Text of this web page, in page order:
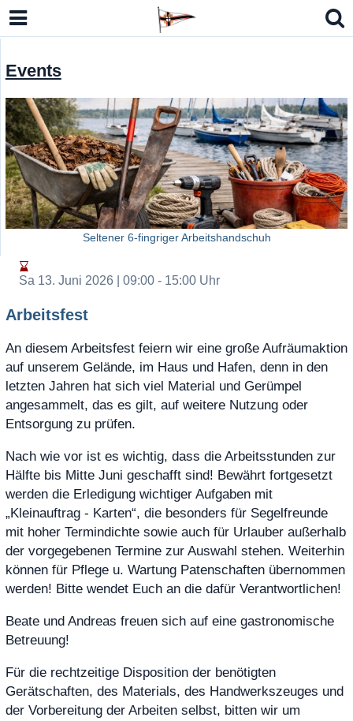
Kielzugvogel (LM-N)
Open Sharpie, Eintagsfliege 15er JK
7 / RS Aero 6
Masters Europe 2026
Events
Seltener 6-fingriger Arbeitshandschuh
Sa 13. Juni 2026 | 09:00 - 15:00 Uhr
Arbeitsfest
An diesem Arbeitsfest feiern wir eine große Aufräumaktion
auf unserem Gelände, im Haus und Hafen, denn in den
letzten Jahren hat sich viel Material und Gerümpel
angesammelt, das es gilt, auf weitere Nutzung oder
Entsorgung zu prüfen.
Nach wie vor ist es wichtig, dass die Arbeitsstunden zur
Hälfte bis Mitte Juni geschafft sind! Bewährt fortgesetzt
werden die Erledigung wichtiger Aufgaben mit
„Kleinauftrag - Karten“, die besonders für Segelfreunde
mit hoher Termindichte sowie auch für Urlauber außerhalb
der vorgegebenen Termine zur Auswahl stehen. Weiterhin
können für Pflege u. Wartung Patenschaften übernommen
werden! Bitte wendet Euch an die dafür Verantwortlichen!
Beate und Andreas freuen sich auf eine gastronomische
Betreuung!
Für die rechtzeitige Disposition der benötigten
Gerätschaften, des Materials, des Handwerkszeuges und
der Vorbereitung der Arbeiten selbst, bitten wir um